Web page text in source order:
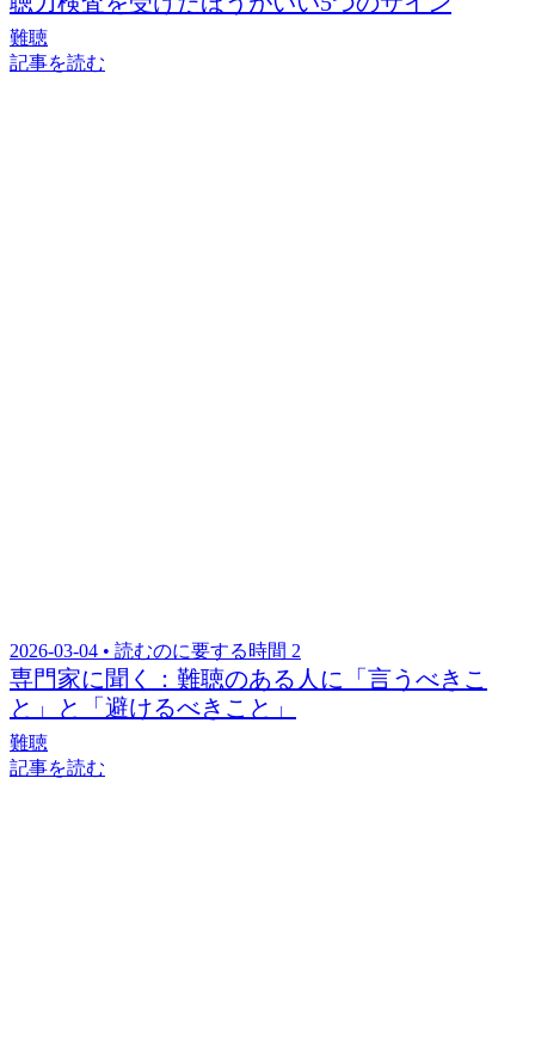
難聴
記事を読む
2026-03-04 • 読むのに要する時間 2
専門家に聞く：難聴のある人に「言うべきこ
と」と「避けるべきこと」
難聴
記事を読む